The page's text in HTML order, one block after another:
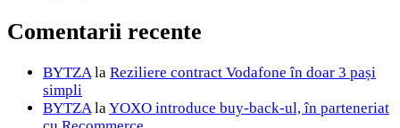
Comentarii recente
BYTZAla Reziliere contract Vodafone în doar 3 pași
simpli
BYTZAlaYOXO introduce buy-back-ul, în parteneriat